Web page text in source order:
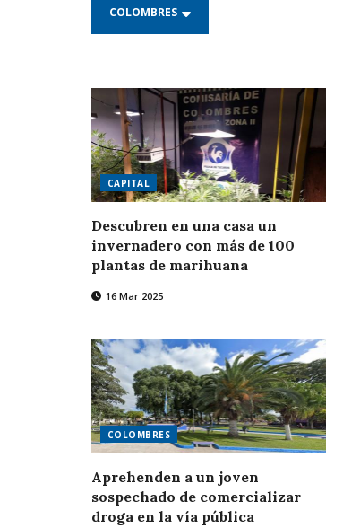
COLOMBRES
CAPITAL
Descubren en una casa un
invernadero con más de 100
plantas de marihuana
16 Mar 2025
COLOMBRES
Aprehenden a un joven
sospechado de comercializar
droga en la vía pública